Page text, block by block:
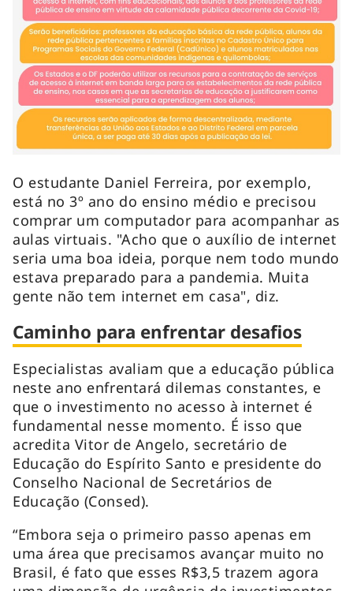
O estudante Daniel Ferreira, por exemplo,
está no 3º ano do ensino médio e precisou
comprar um computador para acompanhar as
aulas virtuais. "Acho que o auxílio de internet
seria uma boa ideia, porque nem todo mundo
estava preparado para a pandemia. Muita
gente não tem internet em casa", diz.
Caminho para enfrentar desafios
Especialistas avaliam que a educação pública
neste ano enfrentará dilemas constantes, e
que o investimento no acesso à internet é
fundamental nesse momento. É isso que
acredita Vitor de Angelo, secretário de
Educação do Espírito Santo e presidente do
Conselho Nacional de Secretários de
Educação (Consed).
“Embora seja o primeiro passo apenas em
uma área que precisamos avançar muito no
Brasil, é fato que esses R$3,5 trazem agora